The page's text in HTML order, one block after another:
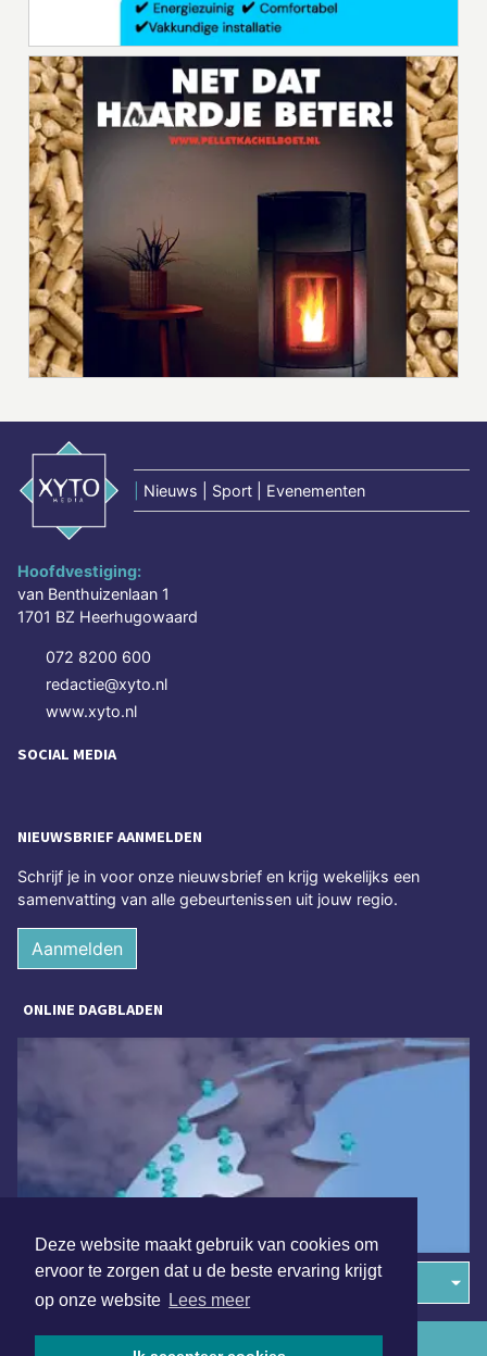
Deze website maakt gebruik van cookies om
ervoor te zorgen dat u de beste ervaring krijgt
op onze website Lees meer
Nieuws | Sport | Evenementen
Hoofdvestiging:
van Benthuizenlaan 1
1701 BZ Heerhugowaard
072 8200 600
redactie@xyto.nl
www.xyto.nl
SOCIAL MEDIA
NIEUWSBRIEF AANMELDEN
Schrijf je in voor onze nieuwsbrief en krijg wekelijks een
samenvatting van alle gebeurtenissen uit jouw regio.
Aanmelden
ONLINE DAGBLADEN
Overige dagbladen in de regio
Algemene voorwaarden